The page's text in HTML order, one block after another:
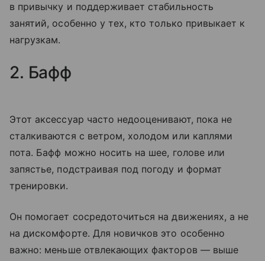
в привычку и поддерживает стабильность
занятий, особенно у тех, кто только привыкает к
нагрузкам.
2. Бафф
Этот аксессуар часто недооценивают, пока не
сталкиваются с ветром, холодом или каплями
пота. Бафф можно носить на шее, голове или
запястье, подстраивая под погоду и формат
тренировки.
Он помогает сосредоточиться на движениях, а не
на дискомфорте. Для новичков это особенно
важно: меньше отвлекающих факторов — выше